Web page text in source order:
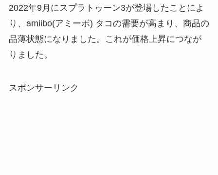
2022年9月にスプラトゥーン3が登場したことによ
り、amiibo(アミーボ) タコの需要が高まり、商品の
品薄状態になりました。これが価格上昇につなが
りました。
スポンサーリンク